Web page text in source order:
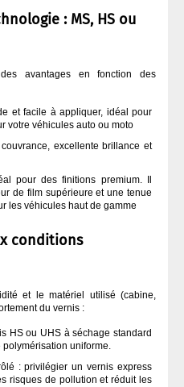
: MS, HS ou
avantages en fonction des
et facile à appliquer, idéal pour
votre véhicules auto ou moto
excellente brillance et
pour des finitions premium. Il
de film supérieure et une tenue
les véhicules haut de gamme
conditions
et le matériel utilisé (cabine,
du vernis :
HS ou UHS à séchage standard
uniforme.
: privilégier un vernis express
risques de pollution et réduit les